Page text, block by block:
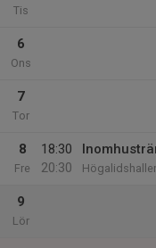
Tis
6
Ons
7
Tor
8
Fre
18:30
20:30
9
Lör